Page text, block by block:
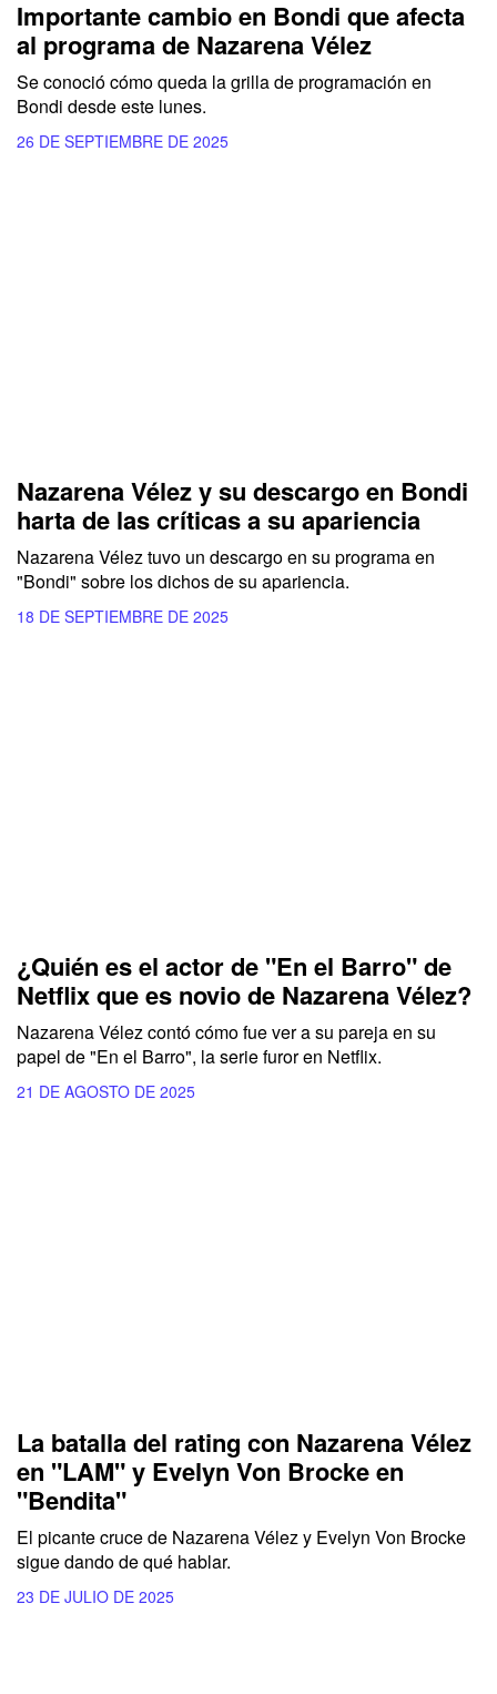
Importante cambio en Bondi que afecta
al programa de Nazarena Vélez
Se conoció cómo queda la grilla de programación en
Bondi desde este lunes.
26 DE SEPTIEMBRE DE 2025
Nazarena Vélez y su descargo en Bondi
harta de las críticas a su apariencia
Nazarena Vélez tuvo un descargo en su programa en
"Bondi" sobre los dichos de su apariencia.
18 DE SEPTIEMBRE DE 2025
¿Quién es el actor de "En el Barro" de
Netflix que es novio de Nazarena Vélez?
Nazarena Vélez contó cómo fue ver a su pareja en su
papel de "En el Barro", la serie furor en Netflix.
21 DE AGOSTO DE 2025
La batalla del rating con Nazarena Vélez
en "LAM" y Evelyn Von Brocke en
"Bendita"
El picante cruce de Nazarena Vélez y Evelyn Von Brocke
sigue dando de qué hablar.
23 DE JULIO DE 2025